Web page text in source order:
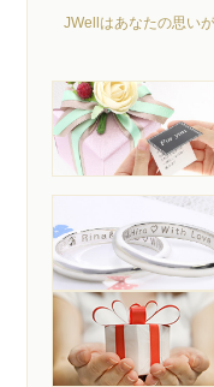
JWellはあなたの思い